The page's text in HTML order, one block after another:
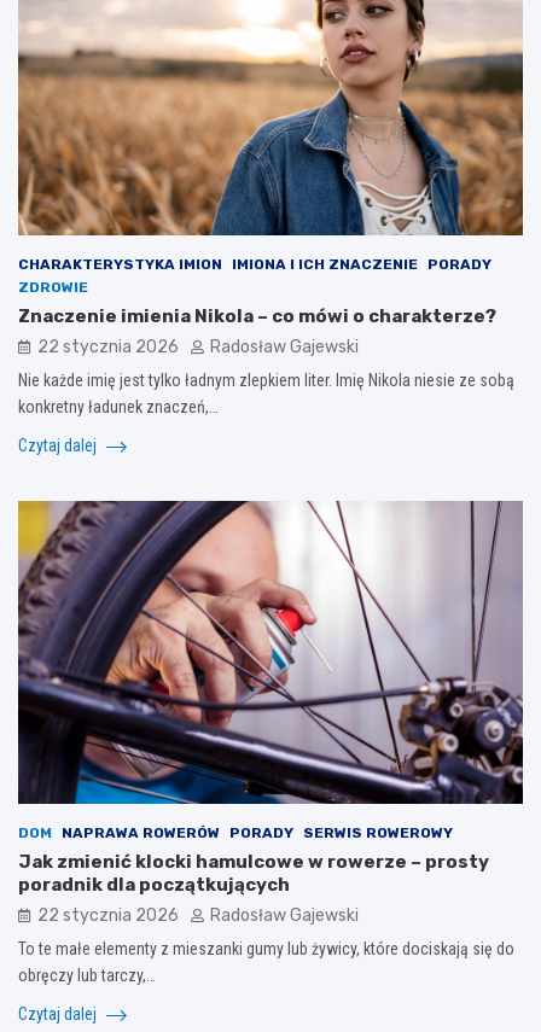
CHARAKTERYSTYKA IMION IMIONA I ICH ZNACZENIE
PORADY
ZDROWIE
Znaczenie imienia Nikola – co mówi o charakterze?
22 stycznia 2026 Radosław Gajewski
Nie każde imię jest tylko ładnym zlepkiem liter. Imię Nikola niesie ze sobą
konkretny ładunek znaczeń,…
Czytaj dalej
DOM NAPRAWA ROWERÓW PORADY SERWIS ROWEROWY
Jak zmienić klocki hamulcowe w rowerze – prosty
poradnik dla początkujących
22 stycznia 2026 Radosław Gajewski
To te małe elementy z mieszanki gumy lub żywicy, które dociskają się do
obręczy lub tarczy,…
Czytaj dalej